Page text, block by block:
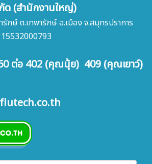
ด (สำนักงานใหญ่)
กษ์ ต.เทพารักษ์ อ.เมือง จ.สมุทรปราการ
ต่อ 402 (คุณนุ้ย) 409 (คุณเยาว์)